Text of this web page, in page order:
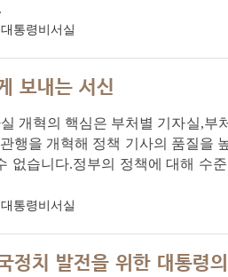
대통령비서실
보내는 서신
개혁의 핵심은 부처별 기자실,부
행을 개혁해 정책 기사의 품질을
없습니다.정부의 정책에 대해 수
대통령비서실
치 발전을 위한 대통령